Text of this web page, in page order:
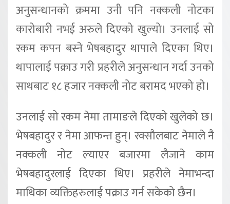
अनुसन्धानको क्रममा उनी पनि नक्कली नोटका
कारोबारी नभई अरुले दिएको खुल्यो। उनलाई सो
रकम कपन बस्ने भेषबहादुर थापाले दिएका थिए।
थापालाई पक्राउ गरी प्रहरीले अनुसन्धान गर्दा उनको
साथबाट १८ हजार नक्कली नोट बरामद भएको हो।
उनलाई सो रकम नेमा तामाङले दिएको खुलेको छ।
भेषबहादुर र नेमा आफन्त हुन्। रक्सौलबाट नेमाले नै
नक्कली नोट ल्याएर बजारमा लैजाने काम
भेषबहादुरलाई दिएका थिए। प्रहरीले नेमाभन्दा
माथिका व्यक्तिहरुलाई पक्राउ गर्न सकेको छैन।